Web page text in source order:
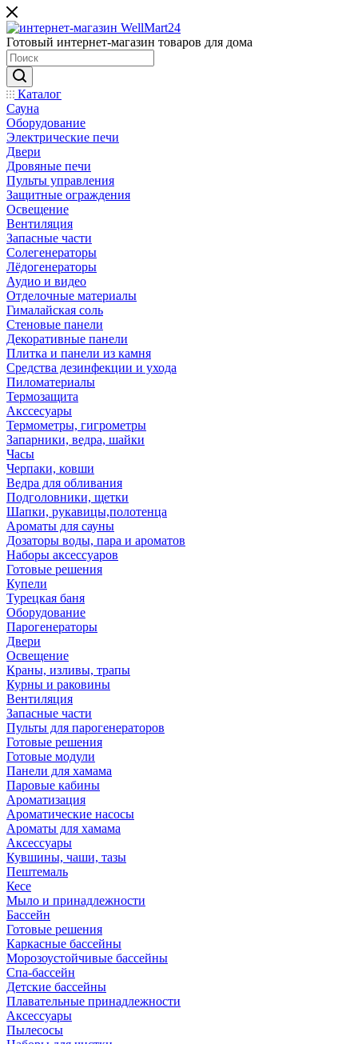
Готовый интернет-магазин товаров для дома
Каталог
Сауна
Оборудование
Электрические печи
Двери
Дровяные печи
Пульты управления
Защитные ограждения
Освещение
Вентиляция
Запасные части
Солегенераторы
Лёдогенераторы
Аудио и видео
Отделочные материалы
Гималайская соль
Стеновые панели
Декоративные панели
Плитка и панели из камня
Средства дезинфекции и ухода
Пиломатериалы
Термозащита
Аксcесуары
Термометры, гигрометры
Запарники, ведра, шайки
Часы
Черпаки, ковши
Ведра для обливания
Подголовники, щетки
Шапки, рукавицы,полотенца
Ароматы для сауны
Дозаторы воды, пара и ароматов
Наборы аксессуаров
Готовые решения
Купели
Турецкая баня
Оборудование
Парогенераторы
Двери
Освещение
Краны, изливы, трапы
Курны и раковины
Вентиляция
Запасные части
Пульты для парогенераторов
Готовые решения
Готовые модули
Панели для хамама
Паровые кабины
Ароматизация
Ароматические насосы
Ароматы для хамама
Аксессуары
Кувшины, чаши, тазы
Пештемаль
Кесе
Мыло и принадлежности
Бассейн
Готовые решения
Каркасные бассейны
Морозоустойчивые бассейны
Спа-бассейн
Детские бассейны
Плавательные принадлежности
Аксессуары
Пылесосы